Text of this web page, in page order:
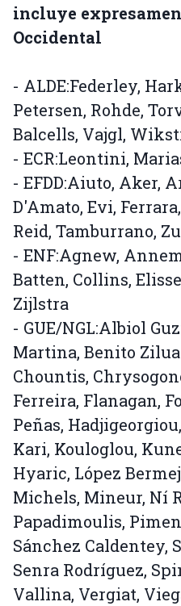
incluye
Occidental
- ALDE:Federley,
Petersen, Rohde,
Balcells, Vajgl,
- ECR:Leontini,
- EFDD:Aiuto, Aker,
D'Amato, Evi,
Reid, Tamburrano,
- ENF:Agnew,
Batten, Collins,
Zijlstra
- GUE/NGL:Albiol
Martina, Benito
Chountis,
Ferreira, Flanagan,
Peñas,
Kari, Kouloglou,
Hyaric, López
Michels, Mineur, Ní
Papadimoulis,
Sánchez Caldentey,
Senra Rodríguez,
Vallina, Vergiat,